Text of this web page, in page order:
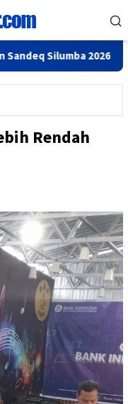
2026
Rendah